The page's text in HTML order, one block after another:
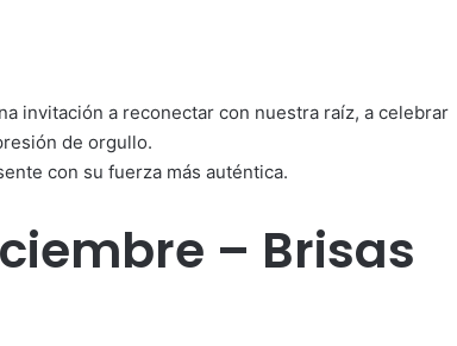
invitación a reconectar con nuestra raíz, a celebrar
de orgullo.
con su fuerza más auténtica.
– Brisas